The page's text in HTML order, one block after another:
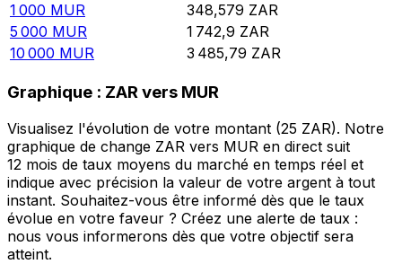
1 000 MUR 348,579 ZAR
5 000 MUR 1 742,9 ZAR
10 000 MUR 3 485,79 ZAR
Graphique : ZAR vers MUR
Visualisez l'évolution de votre montant (25 ZAR). Notre
graphique de change ZAR vers MUR en direct suit
12 mois de taux moyens du marché en temps réel et
indique avec précision la valeur de votre argent à tout
instant. Souhaitez-vous être informé dès que le taux
évolue en votre faveur ? Créez une alerte de taux :
nous vous informerons dès que votre objectif sera
atteint.